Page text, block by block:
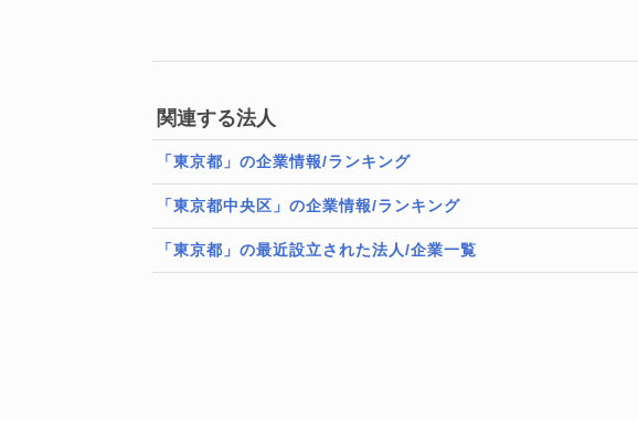
関連する法人
「東京都」の企業情報/ランキング
「東京都中央区」の企業情報/ランキング
「東京都」の最近設立された法人/企業一覧